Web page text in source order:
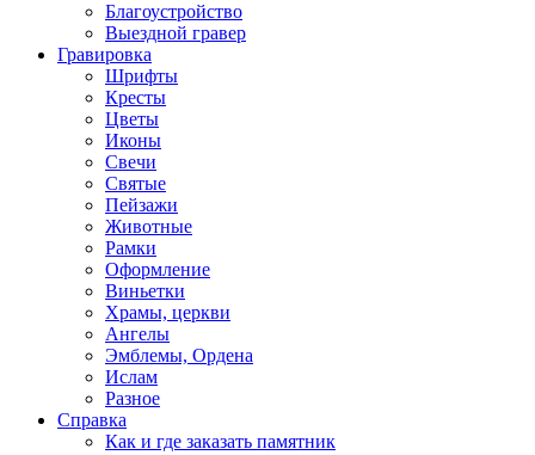
Благоустройство
Выездной гравер
Гравировка
Шрифты
Кресты
Цветы
Иконы
Свечи
Святые
Пейзажи
Животные
Рамки
Оформление
Виньетки
Храмы, церкви
Ангелы
Эмблемы, Ордена
Ислам
Разное
Справка
Как и где заказать памятник